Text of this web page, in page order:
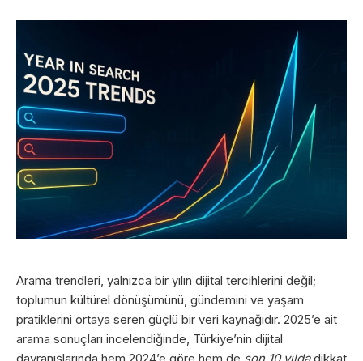
Arama trendleri, yalnızca bir yılın dijital tercihlerini değil;
toplumun kültürel dönüşümünü, gündemini ve yaşam
pratiklerini ortaya seren güçlü bir veri kaynağıdır. 2025’e ait
arama sonuçları incelendiğinde, Türkiye’nin dijital